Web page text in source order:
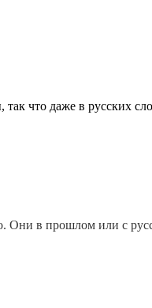
что даже в русских
Они в прошлом или с